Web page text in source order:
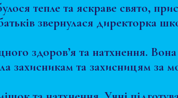
тепле та яскраве свято,
звернулася директорка
здоров’я та натхнення.
захисникам та захисницям за